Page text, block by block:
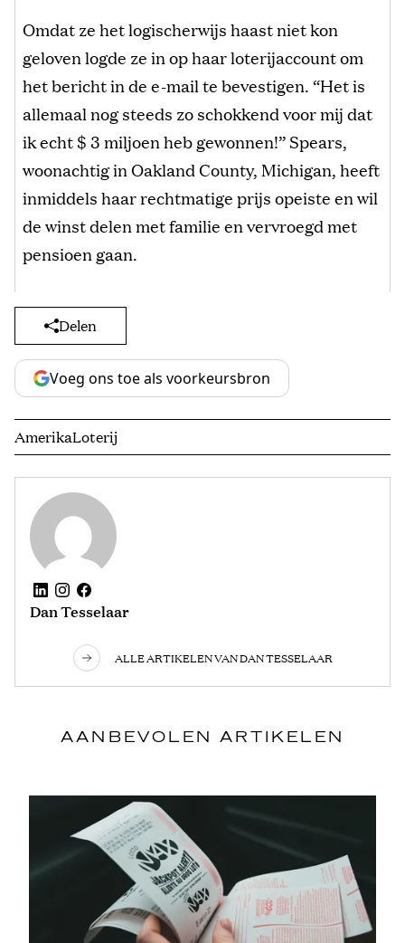
Omdat ze het logischerwijs haast niet kon
geloven logde ze in op haar loterijaccount om
het bericht in de e-mail te bevestigen. “Het is
allemaal nog steeds zo schokkend voor mij dat
ik echt $ 3 miljoen heb gewonnen!” Spears,
woonachtig in Oakland County, Michigan, heeft
inmiddels haar rechtmatige prijs opeiste en wil
de winst delen met familie en vervroegd met
pensioen gaan.
Delen
Voeg ons toe als voorkeursbron
AmerikaLoterij
Dan Tesselaar
ALLE ARTIKELEN VAN DAN TESSELAAR
AANBEVOLEN ARTIKELEN